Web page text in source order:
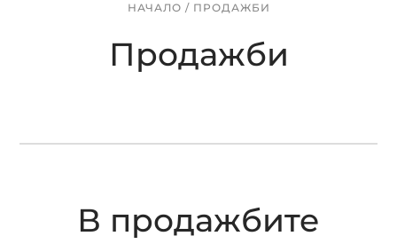
НАЧАЛО /ПРОДАЖБИ
Продажби
В продажбите